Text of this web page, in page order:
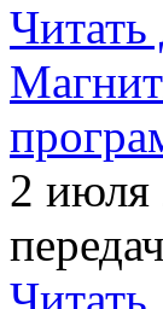
Читать
2 июля
Читать